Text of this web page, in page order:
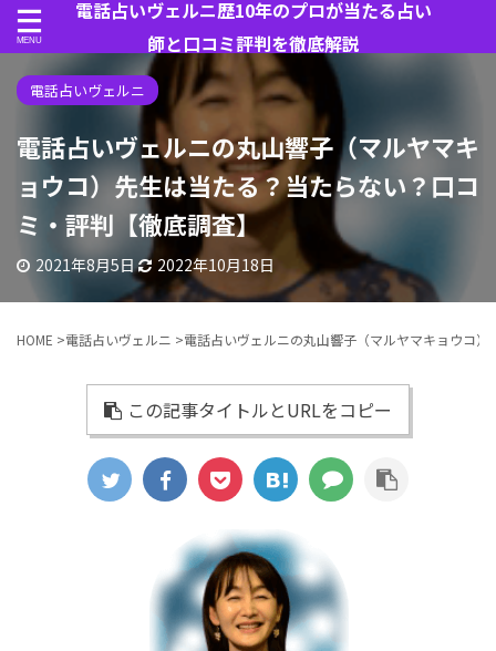
電話占いヴェルニ歴10年のプロが当たる占い
師と口コミ評判を徹底解説
電話占いヴェルニ
電話占いヴェルニの丸山響子（マルヤマキ
ョウコ）先生は当たる？当たらない？口コ
ミ・評判【徹底調査】
2021年8月5日 2022年10月18日
HOME >電話占いヴェルニ >電話占いヴェルニの丸山響子（マルヤマキョウコ
この記事タイトルとURLをコピー